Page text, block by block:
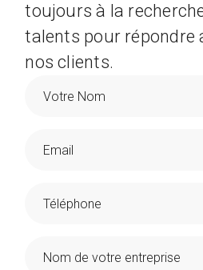
toujours à la
talents pour répondre
nos clients.